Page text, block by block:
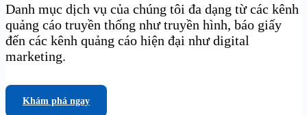
Danh mục dịch vụ của chúng tôi đa dạng từ các kênh
quảng cáo truyền thống như truyền hình, báo giấy
đến các kênh quảng cáo hiện đại như digital
marketing.
Khám phá ngay